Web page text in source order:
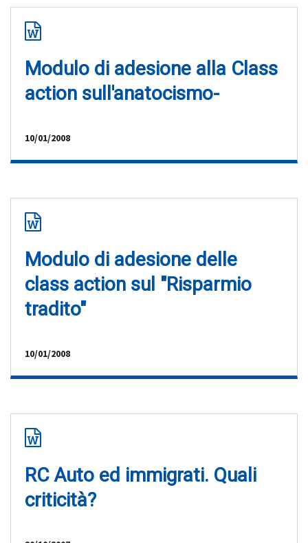
Modulo di adesione alla Class
action sull'anatocismo-
10/01/2008
Modulo di adesione delle
class action sul "Risparmio
tradito"
10/01/2008
RC Auto ed immigrati. Quali
criticità?